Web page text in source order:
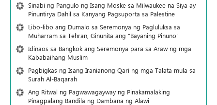
Sinabi ng Pangulo ng Isang Moske sa Milwaukee na Siya ay
Pinuntirya Dahil sa Kanyang Pagsuporta sa Palestine
Libo-libo ang Dumalo sa Seremonya ng Pagluluksa sa
Muharram sa Tehran, Ginunita ang “Bayaning Pinuno”
Idinaos sa Bangkok ang Seremonya para sa Araw ng mga
Kababaihang Muslim
Pagbigkas ng Isang Iranianong Qari ng mga Talata mula sa
Surah Al-Baqarah
Ang Ritwal ng Pagwawagayway ng Pinakamalaking
Pinagpalang Bandila ng Dambana ng Alawi